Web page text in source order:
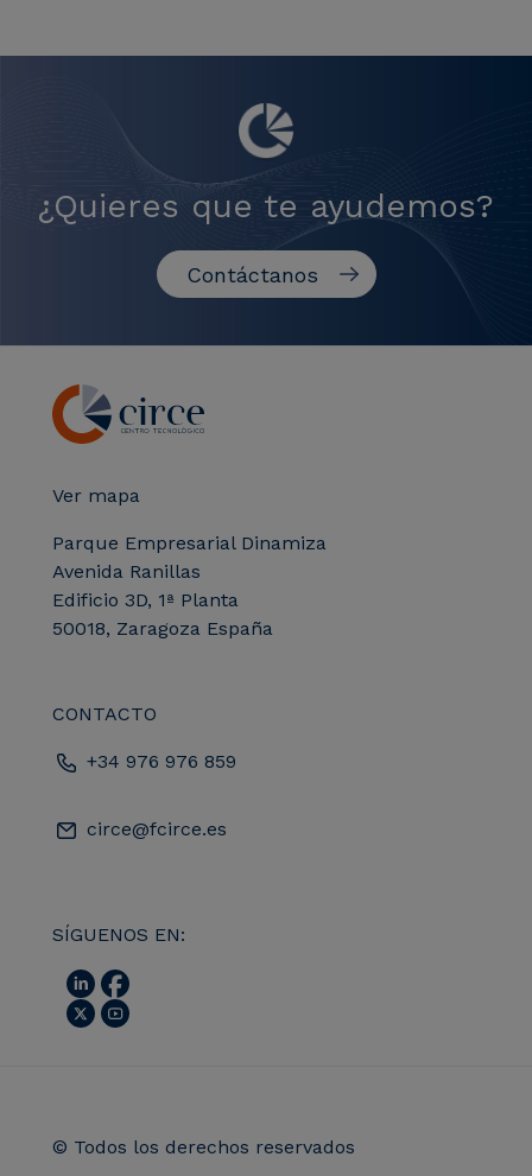
¿Quieres que te ayudemos?
Contáctanos
Ver mapa
Parque Empresarial Dinamiza
Avenida Ranillas
Edificio 3D, 1ª Planta
50018, Zaragoza España
CONTACTO
+34 976 976 859
circe@fcirce.es
SÍGUENOS EN:
© Todos los derechos reservados